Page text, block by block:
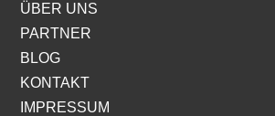
ÜBER UNS
PARTNER
BLOG
KONTAKT
IMPRESSUM